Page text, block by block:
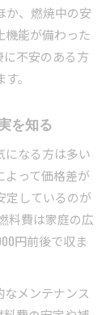
か、燃焼中の安
機能が備わった
不安のある方
。
を知る
になる方は多い
よって価格差が
定しているのが
料費は家庭の広
円前後で収ま
メンテナンス